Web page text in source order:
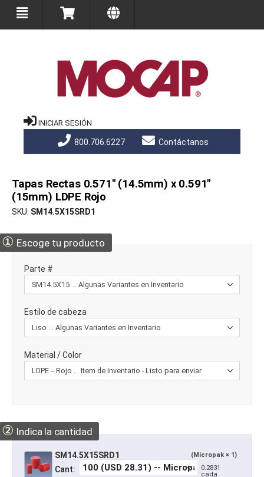
INICIAR SESIÓN
800.706.6227 Contáctanos
Tapas Rectas 0.571" (14.5mm) x 0.591"
(15mm) LDPE Rojo
SKU SM14.5X15SRD1
① Escoge tu producto
Parte #
Estilo de cabeza
Material / Color
② Indica la cantidad
SM14.5X15SRD1 (Micropak × 1)
Cant:
0.2831
cada